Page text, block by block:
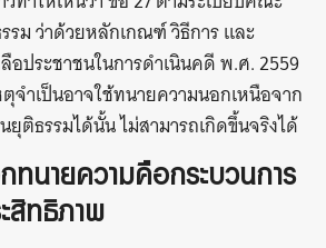
รม ว่าด้วยหลักเกณฑ์ วิธีการ และ
ลือประชาชนในการดำเนินคดี พ.ศ. 2559
จำเป็นอาจใช้ทนายความนอกเหนือจาก
ติธรรมได้นั้น ไม่สามารถเกิดขึ้นจริงได้
ทนายความคือกระบวนการ
สิทธิภาพ